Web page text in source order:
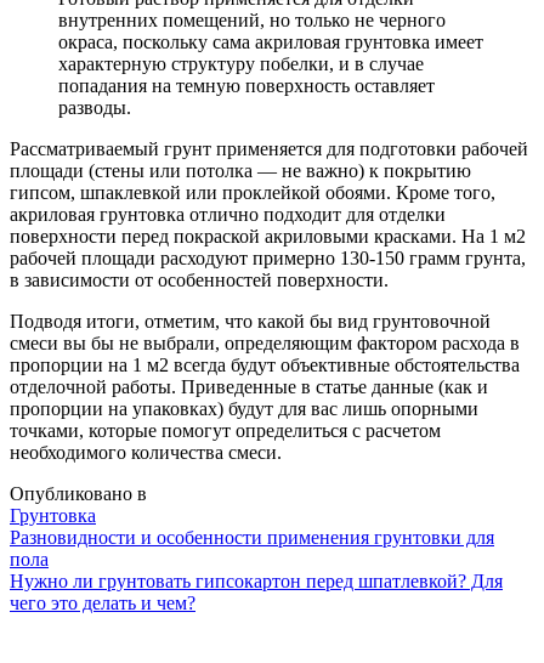
внутренних помещений, но только не черного
окраса, поскольку сама акриловая грунтовка имеет
характерную структуру побелки, и в случае
попадания на темную поверхность оставляет
разводы.
Рассматриваемый грунт применяется для подготовки рабочей
площади (стены или потолка — не важно) к покрытию
гипсом, шпаклевкой или проклейкой обоями. Кроме того,
акриловая грунтовка отлично подходит для отделки
поверхности перед покраской акриловыми красками. На 1 м2
рабочей площади расходуют примерно 130-150 грамм грунта,
в зависимости от особенностей поверхности.
Подводя итоги, отметим, что какой бы вид грунтовочной
смеси вы бы не выбрали, определяющим фактором расхода в
пропорции на 1 м2 всегда будут объективные обстоятельства
отделочной работы. Приведенные в статье данные (как и
пропорции на упаковках) будут для вас лишь опорными
точками, которые помогут определиться с расчетом
необходимого количества смеси.
Опубликовано в
Грунтовка
Навигация
Разновидности и особенности применения грунтовки для
пола
Нужно ли грунтовать гипсокартон перед шпатлевкой? Для
чего это делать и чем?